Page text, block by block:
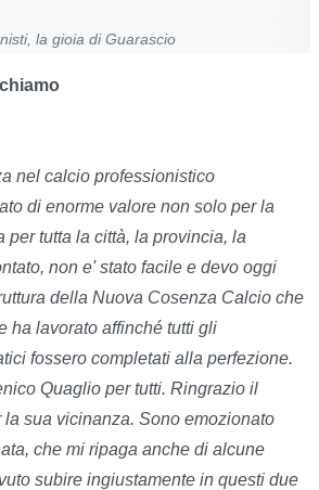
la gioia di Guarascio
nel calcio professionistico
di enorme valore non solo per la
per tutta la città, la provincia, la
non e' stato facile e devo oggi
della Nuova Cosenza Calcio che
ha lavorato affinché tutti gli
fossero completati alla perfezione.
Quaglio per tutti. Ringrazio il
la sua vicinanza. Sono emozionato
che mi ripaga anche di alcune
subire ingiustamente in questi due